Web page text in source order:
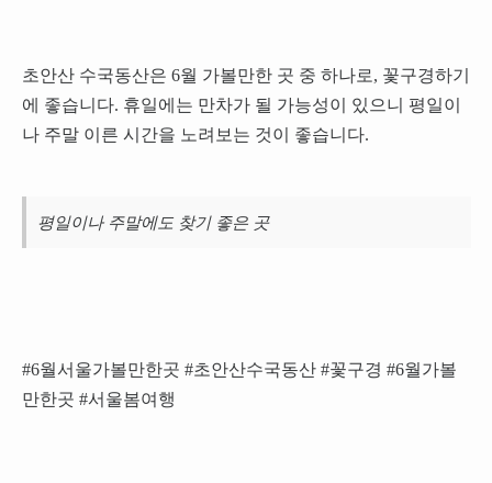
초안산 수국동산은 6월 가볼만한 곳 중 하나로, 꽃구경하기
에 좋습니다. 휴일에는 만차가 될 가능성이 있으니 평일이
나 주말 이른 시간을 노려보는 것이 좋습니다.
평일이나 주말에도 찾기 좋은 곳
#6월서울가볼만한곳 #초안산수국동산 #꽃구경 #6월가볼
만한곳 #서울봄여행